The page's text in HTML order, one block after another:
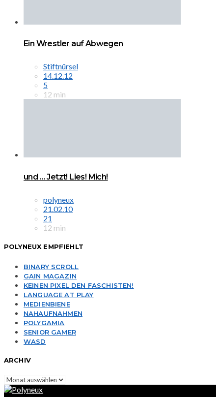
Ein Wrestler auf Abwegen
Stiftnürsel
14.12.12
5
12 min
und … Jetzt! Lies! Mich!
polyneux
21.02.10
21
12 min
POLYNEUX EMPFIEHLT
BINARY SCROLL
GAIN MAGAZIN
KEINEN PIXEL DEN FASCHISTEN!
LANGUAGE AT PLAY
MEDIENBIENE
NAHAUFNAHMEN
POLYGAMIA
SENIOR GAMER
WASD
ARCHIV
Archiv